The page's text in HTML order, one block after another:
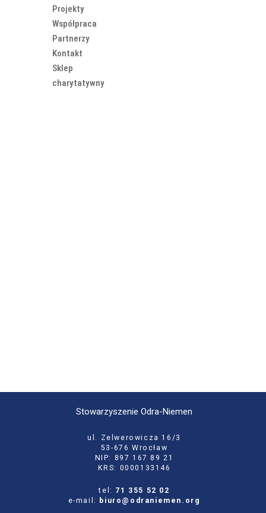
Projekty
Współpraca
Partnerzy
Kontakt
Sklep
charytatywny
Stowarzyszenie Odra-Niemen
ul. Zelwerowicza 16/3
53-676 Wrocław
NIP: 897 167 89 21
KRS: 0000133146
tel: 71 355 52 02
e-mail:
biuro@odraniemen.org